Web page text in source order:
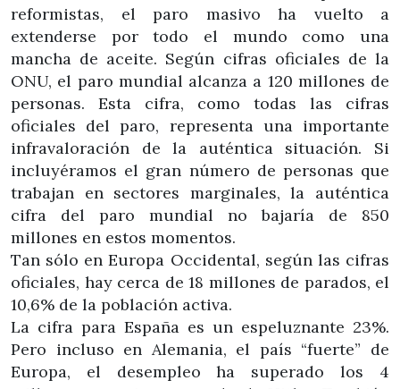
reformistas, el paro masivo ha vuelto a
extenderse por todo el mundo como una
mancha de aceite. Según cifras oficiales de la
ONU, el paro mundial alcanza a 120 millones de
personas. Esta cifra, como todas las cifras
oficiales del paro, representa una importante
infravaloración de la auténtica situación. Si
incluyéramos el gran número de personas que
trabajan en sectores marginales, la auténtica
cifra del paro mundial no bajaría de 850
millones en estos momentos.
Tan sólo en Europa Occidental, según las cifras
oficiales, hay cerca de 18 millones de parados, el
10,6% de la población activa.
La cifra para España es un espeluznante 23%.
Pero incluso en Alemania, el país “fuerte” de
Europa, el desempleo ha superado los 4